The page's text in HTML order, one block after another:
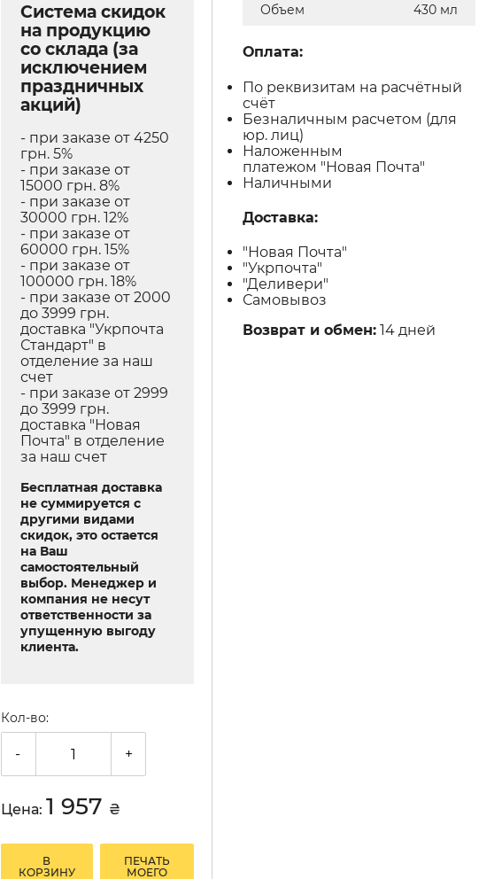
Система скидок
на продукцию
со склада (за
исключением
праздничных
акций)
- при заказе от 4250
грн. 5%
- при заказе от
15000 грн. 8%
- при заказе от
30000 грн. 12%
- при заказе от
60000 грн. 15%
- при заказе от
100000 грн. 18%
- при заказе от 2000
до 3999 грн.
доставка "Укрпочта
Стандарт" в
отделение за наш
счет
- при заказе от 2999
до 3999 грн.
доставка "Новая
Почта" в отделение
за наш счет
Бесплатная доставка
не суммируется с
другими видами
скидок, это остается
на Ваш
самостоятельный
выбор. Менеджер и
компания не несут
ответственности за
упущенную выгоду
клиента.
Кол-во:
- +
Цена: 1 957 ₴
В
КОРЗИНУ
ПЕЧАТЬ
МОЕГО
Объем 430 мл
Оплата:
По реквизитам на расчётный
счёт
Безналичным расчетом (для
юр. лиц)
Наложенным
платежом "Новая Почта"
Наличными
Доставка:
"Новая Почта"
"Укрпочта"
"Деливери"
Самовывоз
Возврат и обмен: 14 дней